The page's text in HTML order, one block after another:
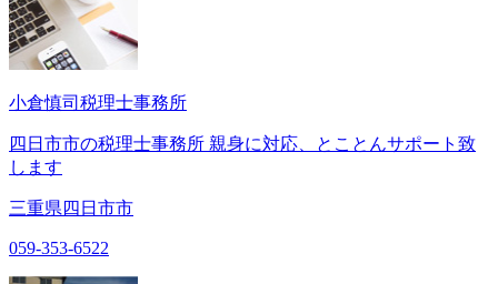
小倉慎司税理士事務所
四日市市の税理士事務所 親身に対応、とことんサポート致
します
三重県四日市市
059-353-6522